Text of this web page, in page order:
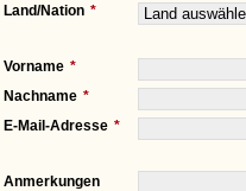
Land/Nation
Vorname
Nachname
E-Mail-Adresse
Anmerkungen